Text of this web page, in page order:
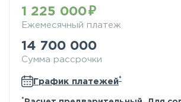
1 225 000
Ежемесячный платеж
14 700 000
Сумма рассрочки
График платежей*
*